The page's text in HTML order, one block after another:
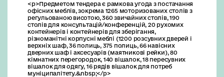
<p>Предметом тендера є рамкова угода з постачання
офісних меблів, зокрема 1265 моторизованих столів з
регульованою висотою, 360 звичайних столів, 190
столів для консультацій/конференцій, 20 рухомих
контейнерів і контейнерів для зберігання,
різноманітні корпусні меблі (1200 розсувних дверей і
верхніх шаф, 36 полиць, 375 полиць, 66 навісних
дверних шаф і аксесуарів (маятникові рейки), 80
кімнатних перегородок, 140 вішалок, 18 пересувних
вішалок для одягу, 16 рядів вішалок для потреб
муніципалітету.&nbsp;</p>